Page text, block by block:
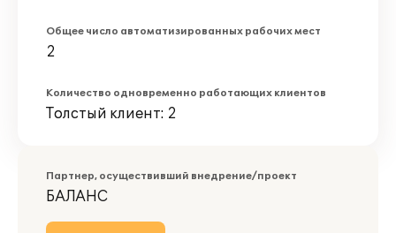
Общее число автоматизированных рабочих мест
2
Количество одновременно работающих клиентов
Толстый клиент: 2
Партнер, осуществивший внедрение/проект
БАЛАНС